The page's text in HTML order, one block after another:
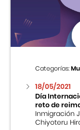
Centro
Cursos
Museo de la
Fondo Editorial
Teatro
Categorías:
18/05/2021
Día
reto de
Inmigración
Chiyoteru